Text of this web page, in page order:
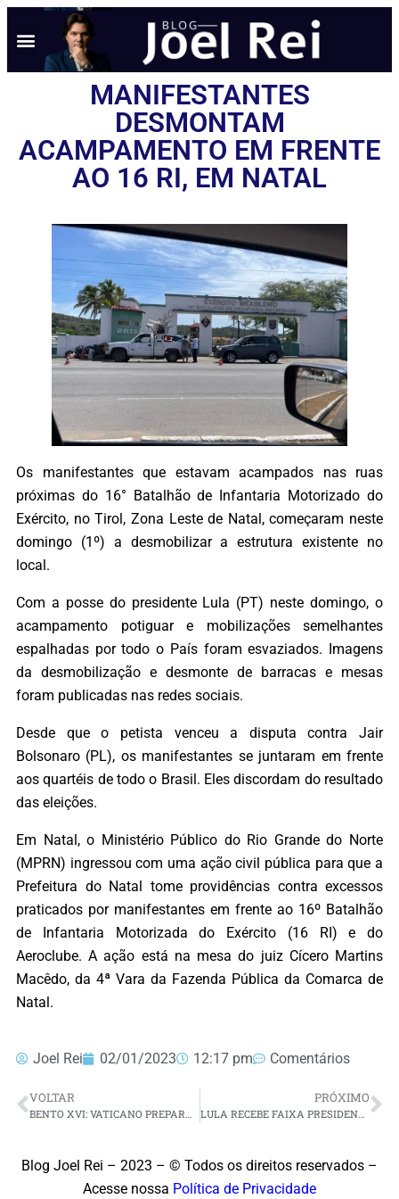
MANIFESTANTES
DESMONTAM
ACAMPAMENTO EM FRENTE
AO 16 RI, EM NATAL
Os manifestantes que estavam acampados nas ruas
próximas do 16° Batalhão de Infantaria Motorizado do
Exército, no Tirol, Zona Leste de Natal, começaram neste
domingo (1º) a desmobilizar a estrutura existente no
local.
Com a posse do presidente Lula (PT) neste domingo, o
acampamento potiguar e mobilizações semelhantes
espalhadas por todo o País foram esvaziados. Imagens
da desmobilização e desmonte de barracas e mesas
foram publicadas nas redes sociais.
Desde que o petista venceu a disputa contra Jair
Bolsonaro (PL), os manifestantes se juntaram em frente
aos quartéis de todo o Brasil. Eles discordam do resultado
das eleições.
Em Natal, o Ministério Público do Rio Grande do Norte
(MPRN) ingressou com uma ação civil pública para que a
Prefeitura do Natal tome providências contra excessos
praticados por manifestantes em frente ao 16º Batalhão
de Infantaria Motorizada do Exército (16 RI) e do
Aeroclube. A ação está na mesa do juiz Cícero Martins
Macêdo, da 4ª Vara da Fazenda Pública da Comarca de
Natal.
Joel Rei 02/01/2023 12:17 pm Comentários
VOLTAR PRÓXIMO
LULA RECEBE FAIXA PRESIDENCIAL DAS MÃOS DE REPRESENTANTES DO POVO BRASILEIRO; SAIBA QUEM É QUEM
Blog Joel Rei – 2023 – © Todos os direitos reservados –
Acesse nossa Política de Privacidade